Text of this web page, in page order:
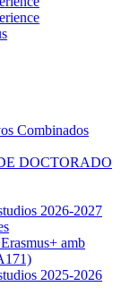
Combinados
DOCTORADO
2026-2027
amb
2025-2026